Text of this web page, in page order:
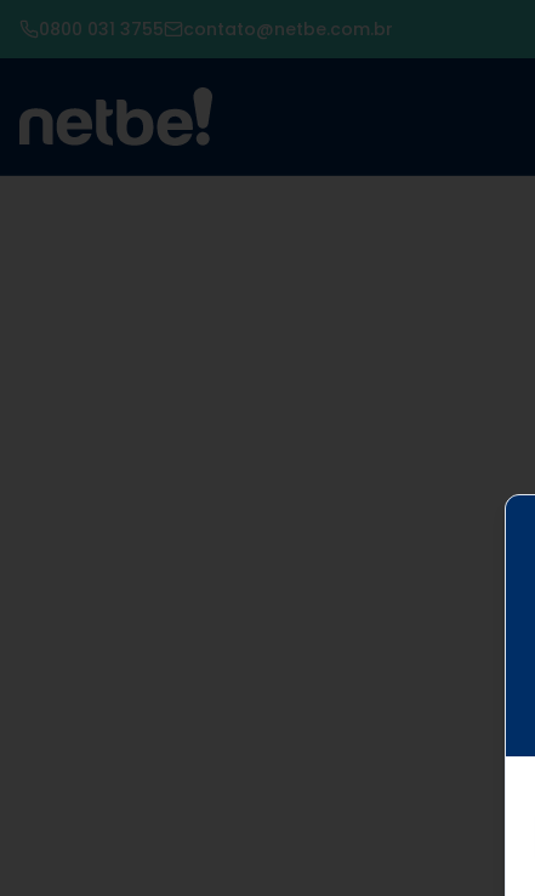
0800 031 3755 contato@netbe.com.br